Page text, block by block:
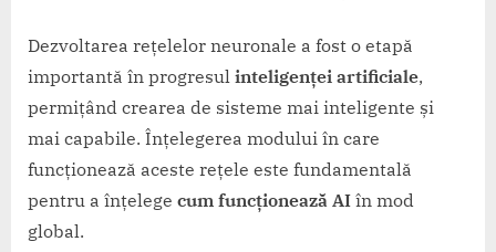
Dezvoltarea rețelelor neuronale a fost o etapă
importantă în progresul inteligenței artificiale,
permițând crearea de sisteme mai inteligente și
mai capabile. Înțelegerea modului în care
funcționează aceste rețele este fundamentală
pentru a înțelege cum funcționează AI în mod
global.